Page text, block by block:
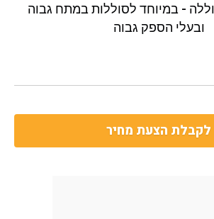
- במיוחד לסוללות במתח גבוה
ובעלי הספק גבוה
לקבלת הצעת מחיר